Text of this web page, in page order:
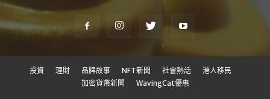
投資 理財 品牌故事 NFT新聞 社會熱話
港人移民
加密貨幣新聞
WavingCat優惠